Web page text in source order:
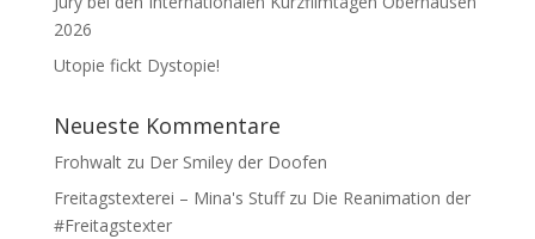
2026
Utopie fickt Dystopie!
Neueste Kommentare
Frohwaltzu Der Smiley der Doofen
Freitagstexterei – Mina's Stuffzu Die Reanimation der
#Freitagstexter